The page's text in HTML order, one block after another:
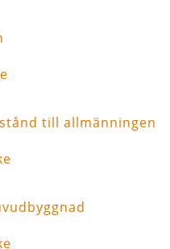
till allmänningen